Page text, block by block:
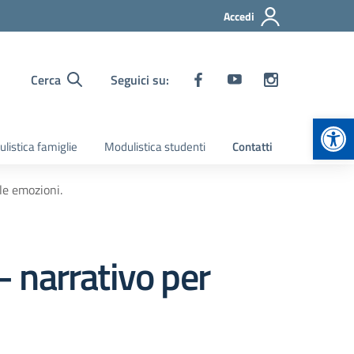
Accedi
Cerca Seguici su:
famiglie Modulistica studenti Contatti
emozioni.
narrativo per